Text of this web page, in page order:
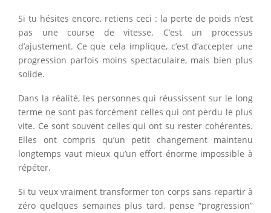
Si tu hésites encore, retiens ceci : la perte de poids n’est
pas une course de vitesse. C’est un processus
d’ajustement. Ce que cela implique, c’est d’accepter une
progression parfois moins spectaculaire, mais bien plus
solide.
Dans la réalité, les personnes qui réussissent sur le long
terme ne sont pas forcément celles qui ont perdu le plus
vite. Ce sont souvent celles qui ont su rester cohérentes.
Elles ont compris qu’un petit changement maintenu
longtemps vaut mieux qu’un effort énorme impossible à
répéter.
Si tu veux vraiment transformer ton corps sans repartir à
zéro quelques semaines plus tard, pense “progression”